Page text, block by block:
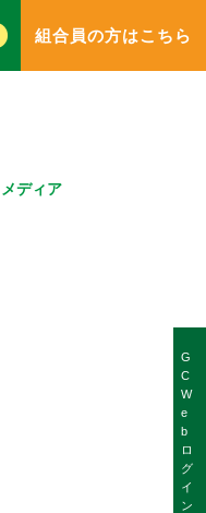
メディア
組合員の方はこちら
G
C
W
e
b
ロ
グ
イ
ン